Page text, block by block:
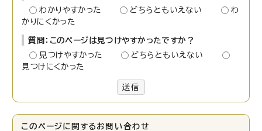
わかりやすかった
どちらともいえない
わ
かりにくかった
質問：このページは見つけやすかったですか？
見つけやすかった
どちらともいえない
見つけにくかった
送信
このページに関する お問い合わせ